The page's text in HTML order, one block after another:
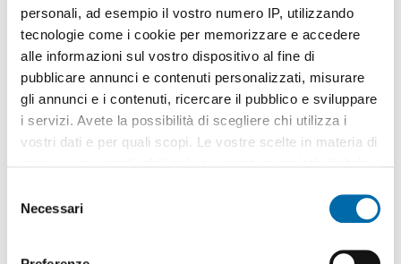
personali, ad esempio il vostro numero IP, utilizzando
tecnologie come i cookie per memorizzare e accedere
alle informazioni sul vostro dispositivo al fine di
pubblicare annunci e contenuti personalizzati, misurare
gli annunci e i contenuti, ricercare il pubblico e sviluppare
i servizi. Avete la possibilità di scegliere chi utilizza i
vostri dati e per quali scopi. Le vostre scelte in materia di
modificare o revocare il proprio consenso in qualsiasi
momento dalla Dichiarazione sui cookie o facendo clic
Necessari
Contatta
1/17